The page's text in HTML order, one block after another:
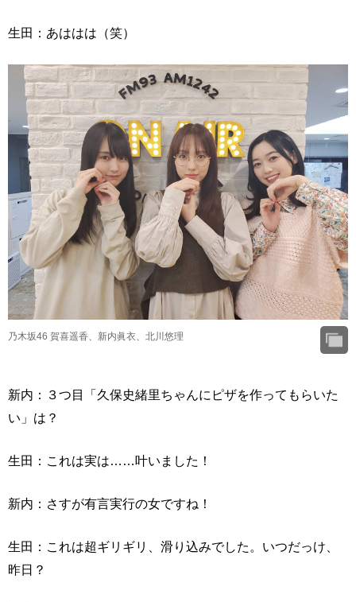
生田：あははは（笑）
乃木坂46 賀喜遥香、新内眞衣、北川悠理
新内：３つ目「久保史緒里ちゃんにピザを作ってもらいた
い」は？
生田：これは実は……叶いました！
新内：さすが有言実行の女ですね！
生田：これは超ギリギリ、滑り込みでした。いつだっけ、
昨日？